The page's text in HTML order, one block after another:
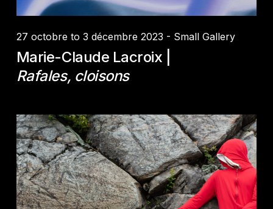
27 octobre to 3 décembre 2023 - Small Gallery
Marie-Claude Lacroix |
Rafales, cloisons